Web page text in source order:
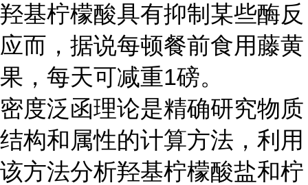
羟基柠檬酸具有抑制某些酶反
应而，据说每顿餐前食用藤黄
果，每天可减重1磅。
密度泛函理论是精确研究物质
结构和属性的计算方法，利用
该方法分析羟基柠檬酸盐和柠